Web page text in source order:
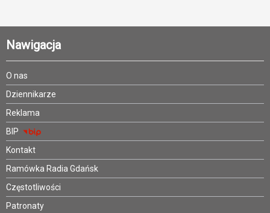
Nawigacja
O nas
Dziennikarze
Reklama
BIP
Kontakt
Ramówka Radia Gdańsk
Częstotliwości
Patronaty